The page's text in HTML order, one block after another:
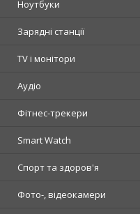
Ноутбуки
Зарядні станції
TV і монітори
Аудіо
Фітнес-трекери
Smart Watch
Спорт та здоров'я
Фото-, відеокамери